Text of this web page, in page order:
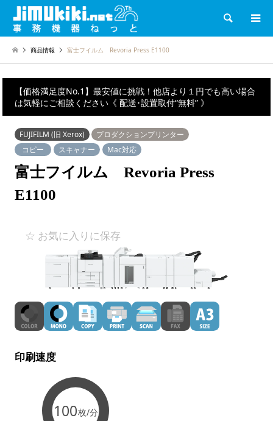
検索
商品情報 富士フイルム Revoria Press E1100
【価格満足度No.1】最安値に挑戦！他店より１円でも高い場合
は気軽にご相談ください《 配送･設置取付“無料” 》
FUJIFILM (旧 Xerox)
プロダクションプリンター
コピー
スキャナー Mac対応
富士フイルム Revoria Press
E1100
☆ お気に入りに保存
印刷速度
100枚/分